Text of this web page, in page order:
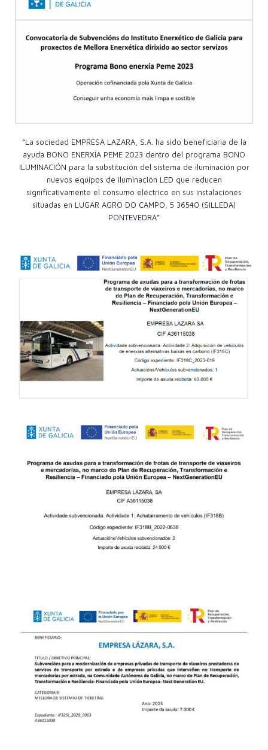
“La sociedad EMPRESA LAZARA, S.A. ha sido beneficiaria de la
ayuda BONO ENERXÍA PEME 2023 dentro del programa BONO
ILUMINACIÓN para la substitución del sistema de iluminación por
nuevos equipos de iluminación LED que reducen
significativamente el consumo eléctrico en sus instalaciones
situadas en LUGAR AGRO DO CAMPO, 5 36540 (SILLEDA)
PONTEVEDRA”